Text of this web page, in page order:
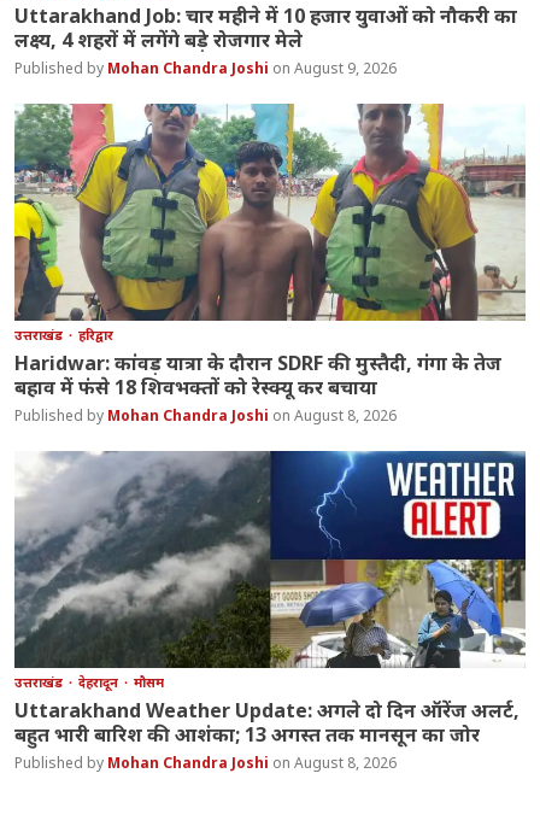
Uttarakhand Job: चार महीने में 10 हजार युवाओं को नौकरी का
लक्ष्य, 4 शहरों में लगेंगे बड़े रोजगार मेले
Mohan Chandra Joshi August 9, 2026
उत्तराखंड हरिद्वार
Haridwar: कांवड़ यात्रा के दौरान SDRF की मुस्तैदी, गंगा के तेज
बहाव में फंसे 18 शिवभक्तों को रेस्क्यू कर बचाया
Mohan Chandra Joshi August 8, 2026
उत्तराखंड देहरादून मौसम
Uttarakhand Weather Update: अगले दो दिन ऑरेंज अलर्ट,
बहुत भारी बारिश की आशंका; 13 अगस्त तक मानसून का जोर
Mohan Chandra Joshi August 8, 2026